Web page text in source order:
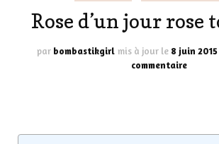
Rose d’un jour rose
par bombastikgirl mis à jour le 8 juin 2015
commentairesur